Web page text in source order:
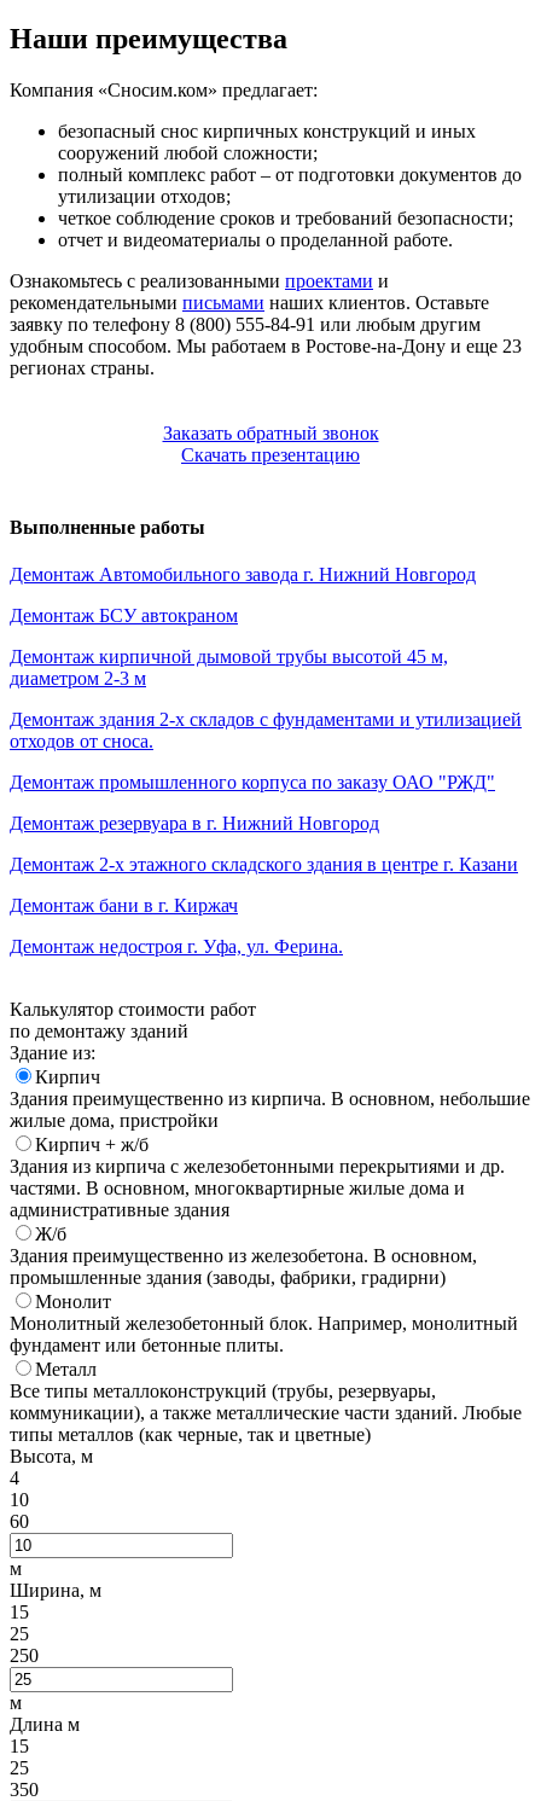
Наши преимущества
Компания «Сносим.ком» предлагает:
безопасный снос кирпичных конструкций и иных
сооружений любой сложности;
полный комплекс работ ‒ от подготовки документов до
утилизации отходов;
четкое соблюдение сроков и требований безопасности;
отчет и видеоматериалы о проделанной работе.
Ознакомьтесь с реализованными проектами и
рекомендательными письмами наших клиентов. Оставьте
заявку по телефону 8 (800) 555-84-91 или любым другим
удобным способом. Мы работаем в Ростове-на-Дону и еще 23
регионах страны.
Заказать обратный звонок
Скачать презентацию
Выполненные работы
Демонтаж Автомобильного завода г. Нижний Новгород
Демонтаж БСУ автокраном
Демонтаж кирпичной дымовой трубы высотой 45 м,
диаметром 2-3 м
Демонтаж здания 2-х складов с фундаментами и утилизацией
отходов от сноса.
Демонтаж промышленного корпуса по заказу ОАО "РЖД"
Демонтаж резервуара в г. Нижний Новгород
Демонтаж 2-х этажного складского здания в центре г. Казани
Демонтаж бани в г. Киржач
Демонтаж недостроя г. Уфа, ул. Ферина.
Калькулятор стоимости работ
по демонтажу зданий
Здание из:
Кирпич
Здания преимущественно из кирпича. В основном, небольшие
жилые дома, пристройки
Кирпич + ж/б
Здания из кирпича с железобетонными перекрытиями и др.
частями. В основном, многоквартирные жилые дома и
административные здания
Ж/б
Здания преимущественно из железобетона. В основном,
промышленные здания (заводы, фабрики, градирни)
Монолит
Монолитный железобетонный блок. Например, монолитный
фундамент или бетонные плиты.
Металл
Все типы металлоконструкций (трубы, резервуары,
коммуникации), а также металлические части зданий. Любые
типы металлов (как черные, так и цветные)
Высота, м
4
10
60
м
Ширина, м
15
25
250
м
Длина м
15
25
350